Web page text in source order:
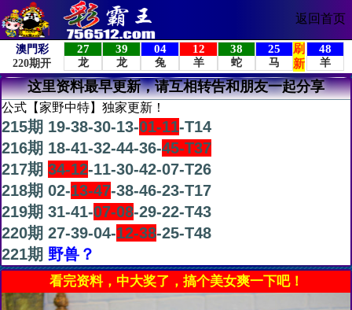
返回首页
这里资料最早更新，请互相转告和朋友一起分享
公式【家野中特】独家更新！
215期 19-38-30-13-01-11-T14
216期 18-41-32-44-36-45-T37
217期 34-12-11-30-42-07-T26
218期 02-13-47-38-46-23-T17
219期 31-41-07-08-29-22-T43
220期 27-39-04-12-38-25-T48
221期 野兽？
看完资料，中大奖了，搞个美女爽一下吧！